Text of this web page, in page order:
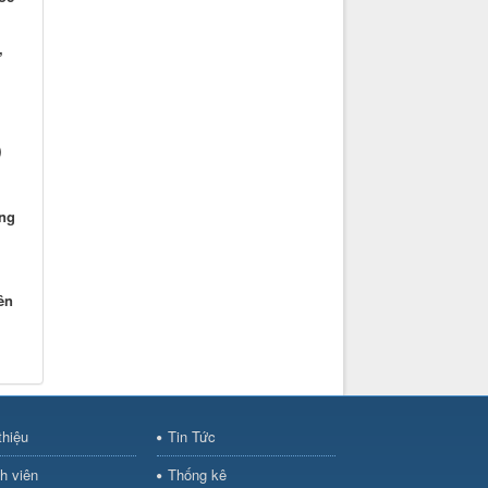
Tin Tức
viên
Thống kê